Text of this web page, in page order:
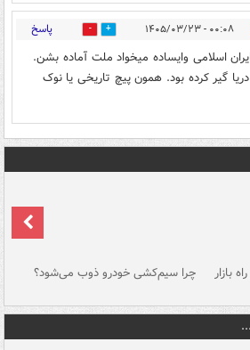
۰۰:۰۸ - ۱۴۰۵/۰۳/۲۳ 0 پاسخ
اسلامی وایساده میخواد ملت آماده بشن.
گیر کرده بود. همون پیچ تاریخی یا نوک
بازار چرا سیم‌کشی خودرو ذوب می‌شود؟